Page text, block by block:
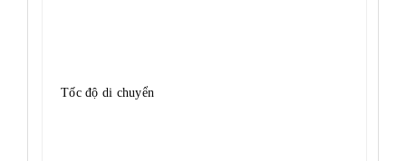
Tốc độ di chuyển